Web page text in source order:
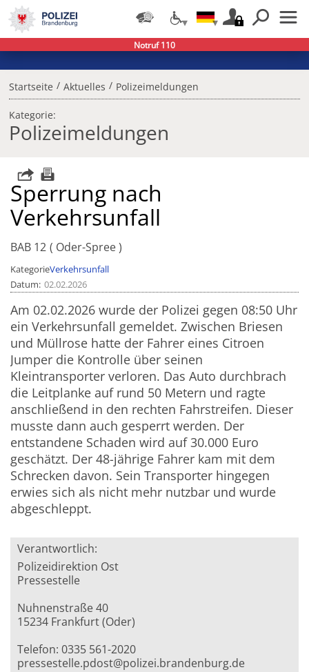
Startseite / Aktuelles / Polizeimeldungen
Kategorie:
Polizeimeldungen
Sperrung nach
Verkehrsunfall
BAB 12 Oder-Spree
KategorieVerkehrsunfall
Datum 02.02.2026
Am 02.02.2026 wurde der Polizei gegen 08:50 Uhr
ein Verkehrsunfall gemeldet. Zwischen Briesen
und Müllrose hatte der Fahrer eines Citroen
Jumper die Kontrolle über seinen
Kleintransporter verloren. Das Auto durchbrach
die Leitplanke auf rund 50 Metern und ragte
anschließend in den rechten Fahrstreifen. Dieser
musste dann auch gesperrt werden. Der
entstandene Schaden wird auf 30.000 Euro
geschätzt. Der 48-jährige Fahrer kam mit dem
Schrecken davon. Sein Transporter hingegen
erwies sich als nicht mehr nutzbar und wurde
abgeschleppt.
Verantwortlich:
Polizeidirektion Ost
Pressestelle
Nuhnenstraße 40
15234 Frankfurt (Oder)
Telefon: 0335 561-2020
pressestelle.pdost@polizei.brandenburg.de
Notruf 110